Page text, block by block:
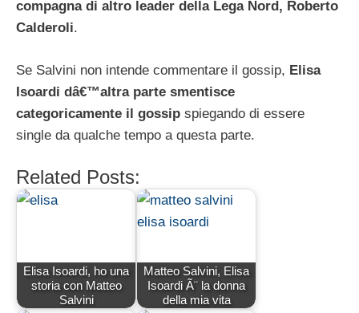
compagna di altro leader della Lega Nord, Roberto
Calderoli.
Se Salvini non intende commentare il gossip, Elisa
Isoardi dâ€™altra parte smentisce
categoricamente il gossip spiegando di essere
single da qualche tempo a questa parte.
Related Posts:
Elisa Isoardi, ho una
storia con Matteo
Salvini
Matteo Salvini, Elisa
Isoardi Ã¨ la donna
della mia vita